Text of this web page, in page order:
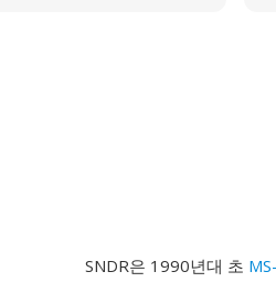
SNDR은 1990년대 초